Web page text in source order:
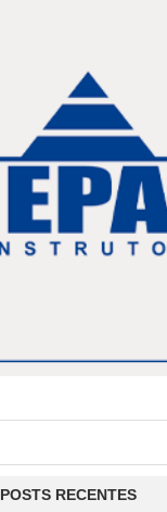
POSTS RECENTES